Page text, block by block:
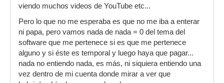
viendo muchos videos de YouTube etc...
Pero lo que no me esperaba es que no me iba a enterar
ni papa, pero vamos nada de nada = 0 del tema del
software que me pertenece si es que me pertenece
alguno y si éste es temporal y luego haya que pagar...
nada no entiendo nada, es más, ni siquiera entiendo una
vez dentro de mi cuenta donde mirar a ver que